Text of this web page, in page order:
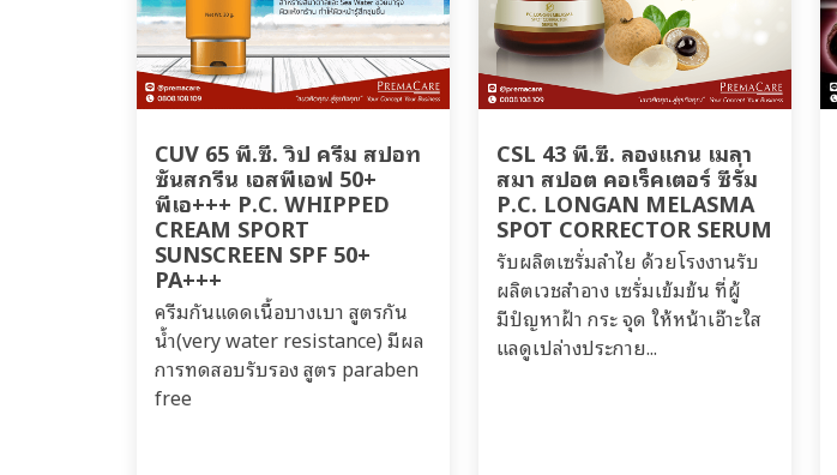
CUV 65 พี.ซี. วิป ครีม สปอท
ซันสกรีน เอสพีเอฟ 50+
พีเอ+++ P.C. WHIPPED
CREAM SPORT
SUNSCREEN SPF 50+
PA+++
ครีมกันแดดเนื้อบางเบา สูตรกัน
น้ำ(very water resistance) มีผล
การทดสอบรับรอง สูตร paraben
free
CSL 43 พี.ซี. ลองแกน เมลา
สมา สปอต คอเร็คเตอร์ ซีรั่ม
P.C. LONGAN MELASMA
SPOT CORRECTOR SERUM
รับผลิตเซรั่มลำไย ด้วยโรงงานรับ
ผลิตเวชสำอาง เซรั่มเข้มข้น ที่ผู้
มีปํญหาฝ้า กระ จุด ให้หน้าเอ๊าะใส
แลดูเปล่างประกาย...